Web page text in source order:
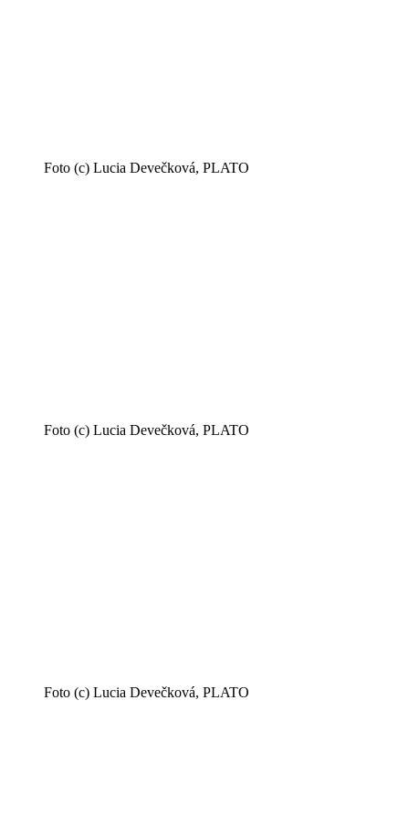
Foto (c) Lucia Devečková, PLATO
Foto (c) Lucia Devečková, PLATO
Foto (c) Lucia Devečková, PLATO